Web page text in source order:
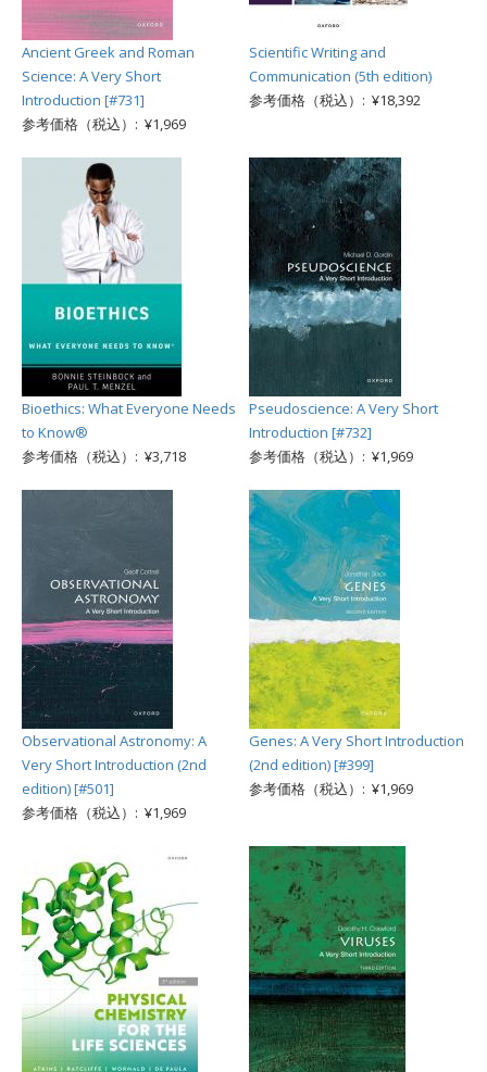
Ancient Greek and Roman
Science: A Very Short
Introduction [#731]
参考価格（税込）: ¥1,969
Scientific Writing and
Communication (5th edition)
参考価格（税込）: ¥18,392
Bioethics: What Everyone Needs
to Know®
参考価格（税込）: ¥3,718
Pseudoscience: A Very Short
Introduction [#732]
参考価格（税込）: ¥1,969
Observational Astronomy: A
Very Short Introduction (2nd
edition) [#501]
参考価格（税込）: ¥1,969
Genes: A Very Short Introduction
(2nd edition) [#399]
参考価格（税込）: ¥1,969